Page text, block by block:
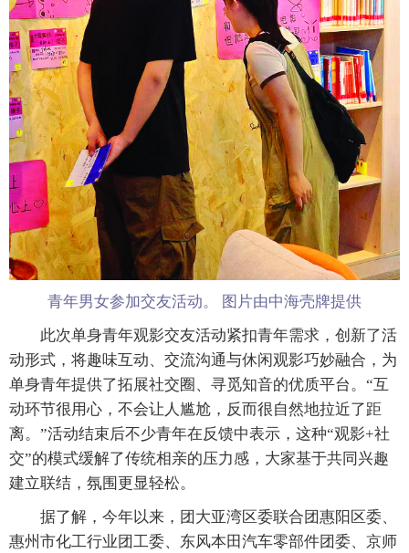
青年男女参加交友活动。 图片由中海壳牌提供
此次单身青年观影交友活动紧扣青年需求，创新了活
动形式，将趣味互动、交流沟通与休闲观影巧妙融合，为
单身青年提供了拓展社交圈、寻觅知音的优质平台。“互
动环节很用心，不会让人尴尬，反而很自然地拉近了距
离。”活动结束后不少青年在反馈中表示，这种“观影+社
交”的模式缓解了传统相亲的压力感，大家基于共同兴趣
建立联结，氛围更显轻松。
据了解，今年以来，团大亚湾区委联合团惠阳区委、
惠州市化工行业团工委、东风本田汽车零部件团委、京师